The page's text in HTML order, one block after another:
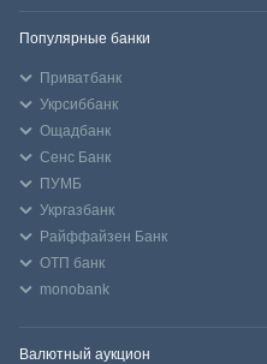
Популярные банки
Приватбанк
Укрсиббанк
Ощадбанк
Сенс Банк
ПУМБ
Укргазбанк
Райффайзен Банк
ОТП банк
monobank
Валютный аукцион